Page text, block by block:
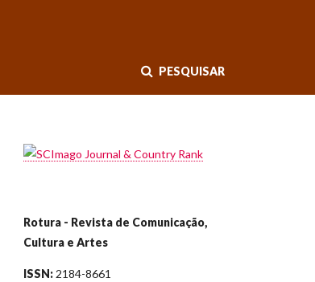
PESQUISAR
Rotura - Revista de Comunicação,
Cultura e Artes
ISSN: 2184-8661